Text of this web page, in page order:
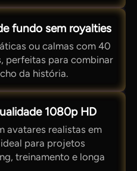
fundo sem royalties
ou calmas com 40
perfeitas para combinar
da história.
1080p HD
avatares realistas em
para projetos
treinamento e longa